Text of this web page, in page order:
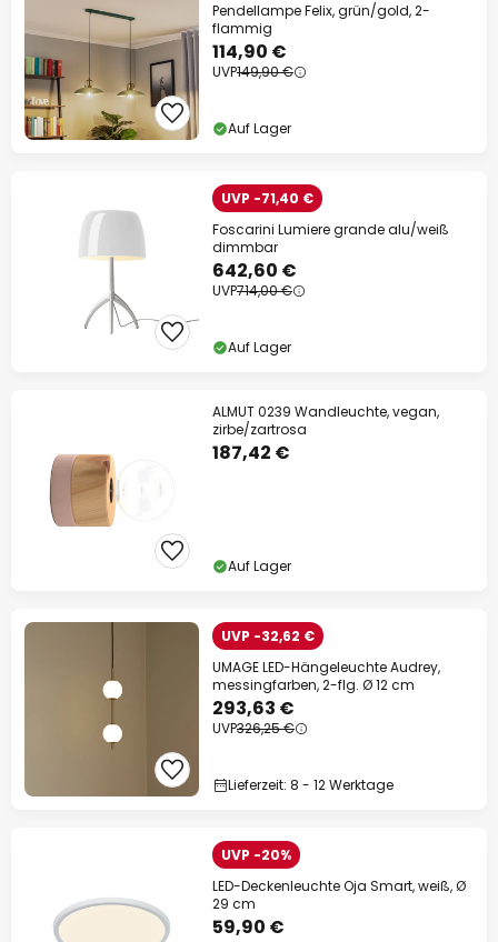
Pendellampe Felix, grün/gold, 2-
flammig
114,90 €
UVP149,90 €
Auf Lager
UVP -71,40 €
Foscarini Lumiere grande alu/weiß
dimmbar
642,60 €
UVP714,00 €
Auf Lager
ALMUT 0239 Wandleuchte, vegan,
zirbe/zartrosa
187,42 €
Auf Lager
UVP -32,62 €
UMAGE LED-Hängeleuchte Audrey,
messingfarben, 2-flg. Ø 12 cm
293,63 €
UVP326,25 €
Lieferzeit: 8 - 12 Werktage
UVP -20%
LED-Deckenleuchte Oja Smart, weiß, Ø
29 cm
59,90 €